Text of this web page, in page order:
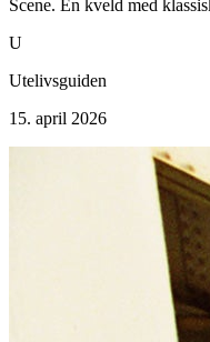
Scene. En kveld med
U
Utelivsguiden
15. april 2026